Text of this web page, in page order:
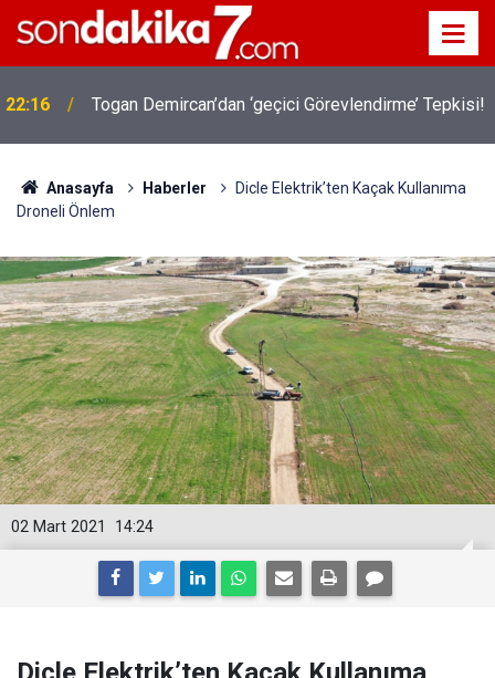
22:16 Togan Demircan’dan ‘geçici Görevlendirme’ Tepkisi!
Anasayfa Haberler
Dicle Elektrik’ten Kaçak Kullanıma
Droneli Önlem
14:24
02 Mart 2021